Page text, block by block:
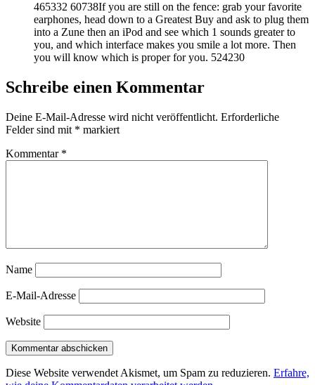
465332 60738If you are still on the fence: grab your favorite
earphones, head down to a Greatest Buy and ask to plug them
into a Zune then an iPod and see which 1 sounds greater to
you, and which interface makes you smile a lot more. Then
you will know which is proper for you. 524230
Schreibe einen Kommentar
Deine E-Mail-Adresse wird nicht veröffentlicht. Erforderliche
Felder sind mit * markiert
Kommentar *
Name
E-Mail-Adresse
Website
Diese Website verwendet Akismet, um Spam zu reduzieren. Erfahre,